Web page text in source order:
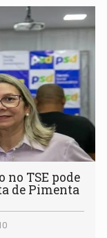
no TSE pode
de Pimenta